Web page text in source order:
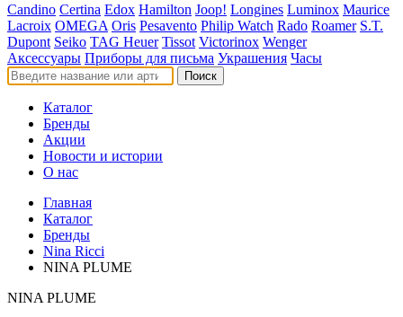
Candino Certina Edox Hamilton Joop! Longines Luminox Maurice
Lacroix OMEGA Oris Pesavento Philip Watch Rado Roamer S.T.
Dupont Seiko TAG Heuer Tissot Victorinox Wenger
Аксессуары Приборы для письма Украшения Часы
Поиск
Каталог
Бренды
Акции
Новости и истории
О нас
Главная
Каталог
Бренды
Nina Ricci
NINA PLUME
NINA PLUME